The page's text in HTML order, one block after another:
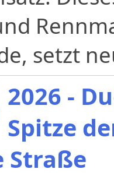
setzt
2026 -
Spitze
Straße